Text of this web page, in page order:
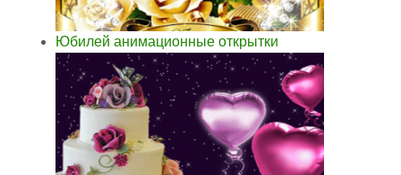
Юбилей анимационные открытки